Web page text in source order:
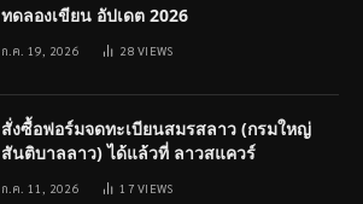
ทดลองเขียน อัปเดต 2026
ก.ค. 19, 2026 28VIEWS
สั่งซื้อฟอร์มจดทะเบียนสมรสลาว (กรมใหญ่
สันติบาลลาว) ได้แล้วที่ ลาวสแควร์
ก.ค. 11, 2026 17VIEWS